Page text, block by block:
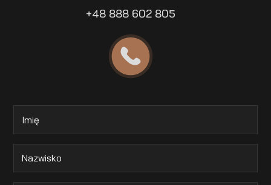
+48 888 602 805